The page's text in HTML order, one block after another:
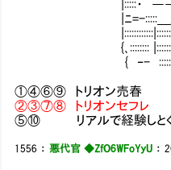
|:::::・ ――ｒ― ＿r― v-
|ﾆ=-:::::＿__| :| |:
{､:::::::: |:::::::＼:::＼
{ ‐- ::::::::::＿＿
①④⑥⑨ トリオン売春
②③⑦⑧ トリオンセフレ
⑤⑩ リアルで経験しと
1556 ：悪代官 ◆ZfO6WFoYyU ：